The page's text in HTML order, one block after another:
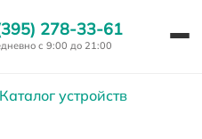
278-33-61
с 9:00 до 21:00
Каталог устройств